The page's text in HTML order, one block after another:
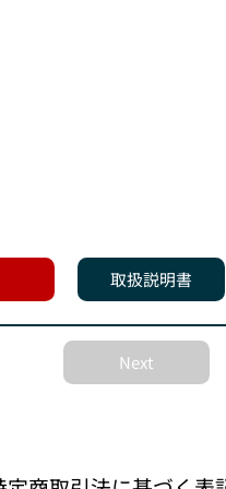
取扱説明書
Next